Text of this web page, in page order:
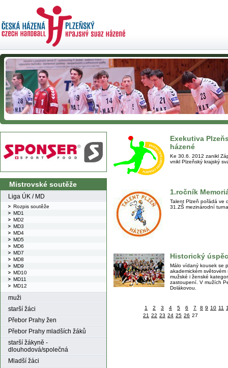
Mistrovské soutěže
Liga ÚK / MD
Rozpis soutěže
MD1
MD2
MD3
MD4
MD5
MD6
MD7
MD8
MD9
MD10
MD11
MD12
muži
starší žáci
Přebor Prahy žen
Přebor Prahy mladších žáků
starší žákyně -
dlouhodová/společná
Mladší žáci
Exekutiva
házené
Ke 30.6. 2012 zanikl
vnikl Plzeňský krajský
1.ročník
Talent Plzeň pořádá ve
31.ZŠ mezinárodní
Historický
Málo vídaný kousek se
akademickém
mužské i ženské
zastoupení. V mužích
Dolákovou.
1 2 3 4 5 6 7 8 9 10 11
21 22 23 24 25 26 27